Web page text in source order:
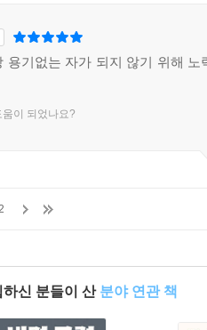
용기없는 자가 되지 않기 위해 노
이 되었나요?
하신 분들이 산 분야 연관 책